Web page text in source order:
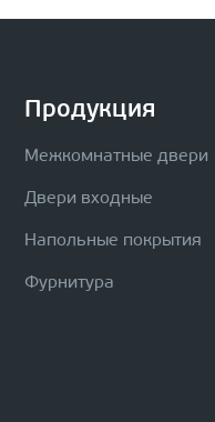
Продукция
Межкомнатные двери
Двери входные
Напольные покрытия
Фурнитура